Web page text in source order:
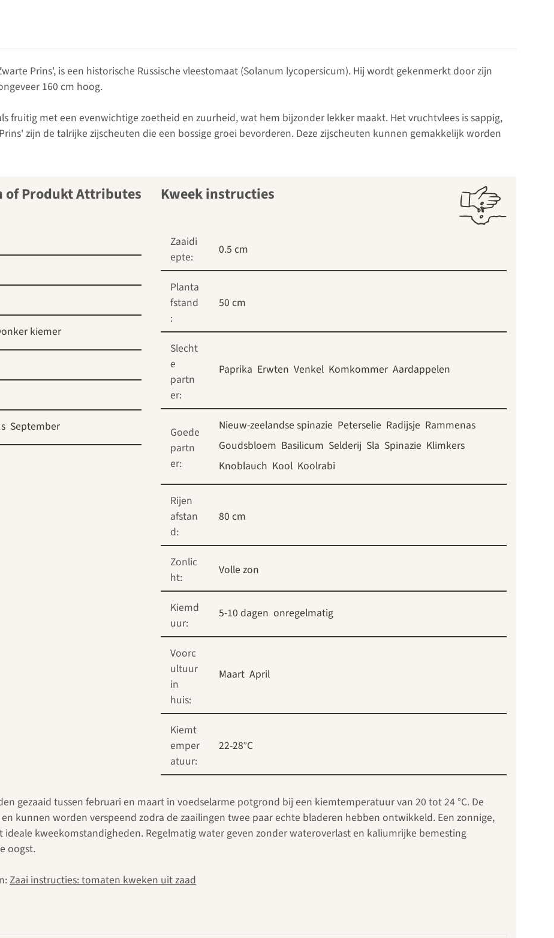
Prins', is een historische Russische vleestomaat (Solanum lycopersicum). Hij wordt gekenmerkt door zijn
160 cm hoog.
fruitig met een evenwichtige zoetheid en zuurheid, wat hem bijzonder lekker maakt. Het vruchtvlees is sappig,
zijn de talrijke zijscheuten die een bossige groei bevorderen. Deze zijscheuten kunnen gemakkelijk worden
kiemer
September
Kweek instructies
Zaaidi
epte:
0.5 cm
Planta
fstand
:
50 cm
Slecht
e
partn
er:
Paprika Erwten Venkel Komkommer Aardappelen
Goede
partn
er:
Nieuw-zeelandse spinazie Peterselie Radijsje Rammenas
Goudsbloem Basilicum Selderij Sla Spinazie Klimkers
Knoblauch Kool Koolrabi
Rijen
afstan
d:
80 cm
Zonlic
ht:
Volle zon
Kiemd
uur:
5-10 dagen onregelmatig
Voorc
ultuur
in
huis:
Maart April
Kiemt
emper
atuur:
22-28°C
gezaaid tussen februari en maart in voedselarme potgrond bij een kiemtemperatuur van 20 tot 24 °C. De
kunnen worden verspeend zodra de zaailingen twee paar echte bladeren hebben ontwikkeld. Een zonnige,
kweekomstandigheden. Regelmatig water geven zonder wateroverlast en kaliumrijke bemesting
oogst.
Zaai instructies: tomaten kweken uit zaad